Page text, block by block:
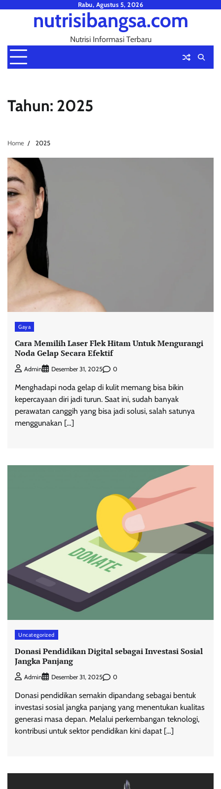
Rabu, Agustus 5, 2026
nutrisibangsa.com
Nutrisi Informasi Terbaru
Tahun: 2025
Home 2025
Gaya
Cara Memilih Laser Flek Hitam Untuk Mengurangi
Noda Gelap Secara Efektif
Admin Desember 31, 2025 0
Menghadapi noda gelap di kulit memang bisa bikin
kepercayaan diri jadi turun. Saat ini, sudah banyak
perawatan canggih yang bisa jadi solusi, salah satunya
menggunakan […]
Uncategorized
Donasi Pendidikan Digital sebagai Investasi Sosial
Jangka Panjang
Admin Desember 31, 2025 0
Donasi pendidikan semakin dipandang sebagai bentuk
investasi sosial jangka panjang yang menentukan kualitas
generasi masa depan. Melalui perkembangan teknologi,
kontribusi untuk sektor pendidikan kini dapat […]